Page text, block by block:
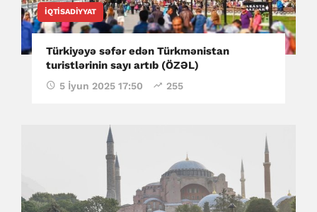
İQTISADIYYAT
Türkiyəyə səfər edən Türkmənistan
turistlərinin sayı artıb (ÖZƏL)
5 İyun 2025 17:50 255